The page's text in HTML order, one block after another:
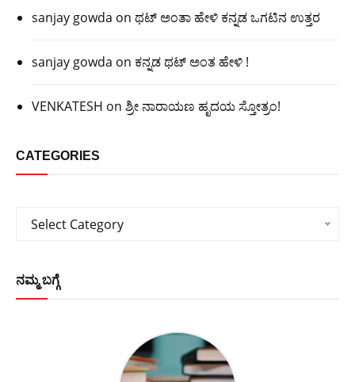
sanjay gowda on ಥಟ್ ಅಂತಾ ಹೇಳಿ ಕನ್ನಡ ಒಗಟಿನ ಉತ್ತರ
sanjay gowda on ಕನ್ನಡ ಥಟ್ ಅಂತ ಹೇಳಿ !
VENKATESH on ಶ್ರೀ ನಾರಾಯಣ ಹೃದಯ ಸ್ತೋತ್ರಂ!
CATEGORIES
Categories
Select Category
ನಮ್ಮ ಬಗ್ಗೆ